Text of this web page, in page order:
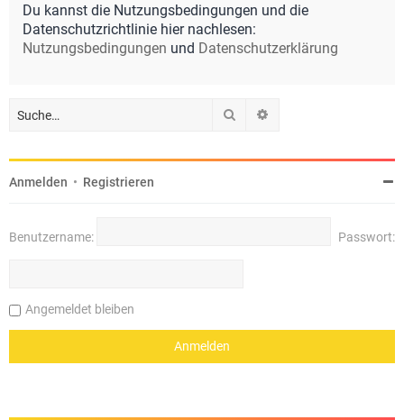
Du kannst die Nutzungsbedingungen und die
Datenschutzrichtlinie hier nachlesen:
Nutzungsbedingungen und Datenschutzerklärung
Suche
Anmelden • Registrieren
Benutzername: Passwort:
Angemeldet bleiben